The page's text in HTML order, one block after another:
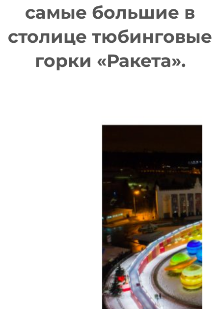
самые большие в
столице тюбинговые
горки «Ракета».